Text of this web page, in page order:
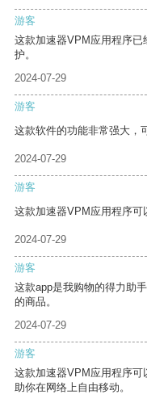
游客
这款加速器VPM应用程序
护。
2024-07-29
游客
这款软件的功能非常强大，
2024-07-29
游客
这款加速器VPM应用程序可
2024-07-29
游客
这款app是我购物的得力助
的商品。
2024-07-29
游客
这款加速器VPM应用程序
助你在网络上自由移动。